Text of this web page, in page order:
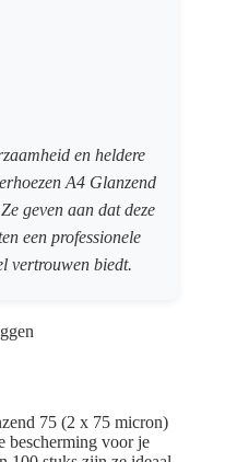
en heldere
A4 Glanzend
geven aan dat deze
een professionele
vertrouwen biedt.
75 (2 x 75 micron)
bescherming voor je